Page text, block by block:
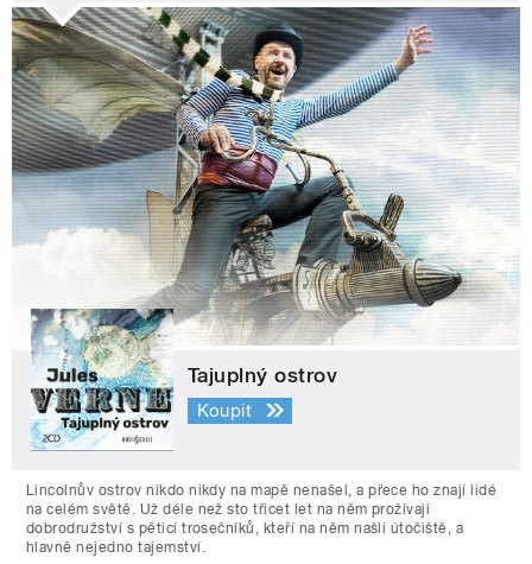
Tajuplný ostrov
Koupit
Lincolnův ostrov nikdo nikdy na mapě nenašel, a přece ho znají lidé
na celém světě. Už déle než sto třicet let na něm prožívají
dobrodružství s pěticí trosečníků, kteří na něm našli útočiště, a
hlavně nejedno tajemství.